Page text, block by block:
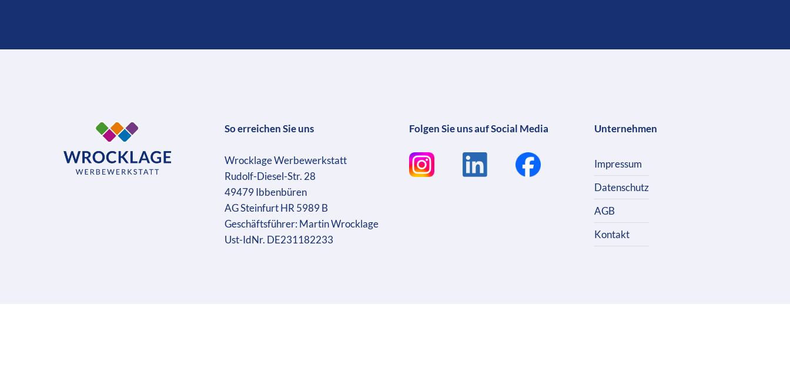
So erreichen Sie uns
Wrocklage Werbewerkstatt
Rudolf-Diesel-Str. 28
49479 Ibbenbüren
AG Steinfurt HR 5989 B
Geschäftsführer: Martin Wrocklage
Ust-IdNr. DE231182233
Folgen Sie uns auf Social Media Unternehmen
Impressum
Datenschutz
AGB
Kontakt